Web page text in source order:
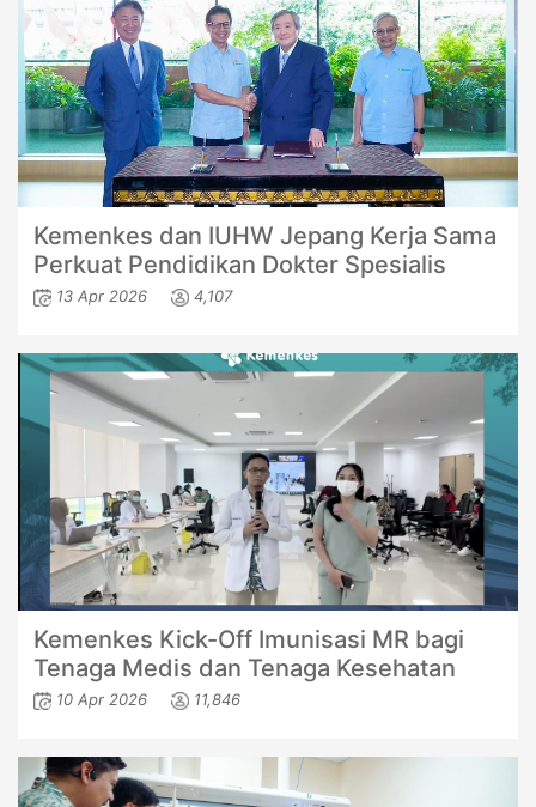
Kemenkes dan IUHW Jepang Kerja Sama
Perkuat Pendidikan Dokter Spesialis
13 Apr 2026 4,107
Kemenkes Kick-Off Imunisasi MR bagi
Tenaga Medis dan Tenaga Kesehatan
10 Apr 2026 11,846